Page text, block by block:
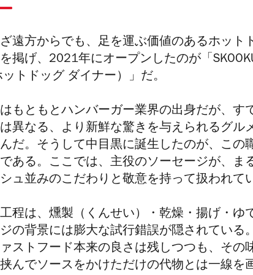
ざ遠方からでも、足を運ぶ価値のあるホット
掲げ、2021年にオープンしたのが「
トドッグ ダイナー）」だ。
もともとハンバーガー業界の出身だが、す
異なる、より新鮮な驚きを与えられるグル
だ。そうして中目黒に誕生したのが、この
ある。ここでは、主役のソーセージが、ま
ュ並みのこだわりと敬意を持って扱われて
程は、燻製（くんせい）・乾燥・揚げ・ゆ
の背景には膨大な試行錯誤が隠されている
ストフード本来の良さは残しつつも、その
んでソースをかけただけの代物とは一線を